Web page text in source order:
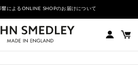
響によるONLINE SHOPのお届けについて